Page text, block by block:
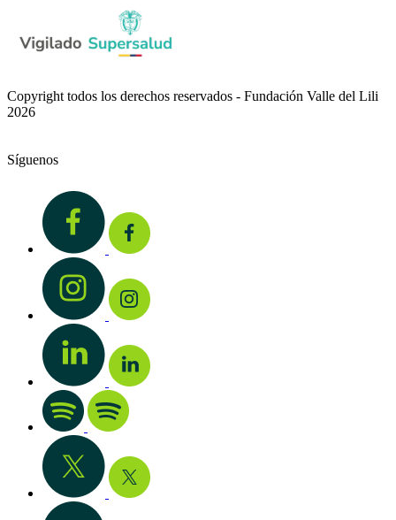
Copyright todos los derechos reservados - Fundación Valle del Lili
2026
Síguenos